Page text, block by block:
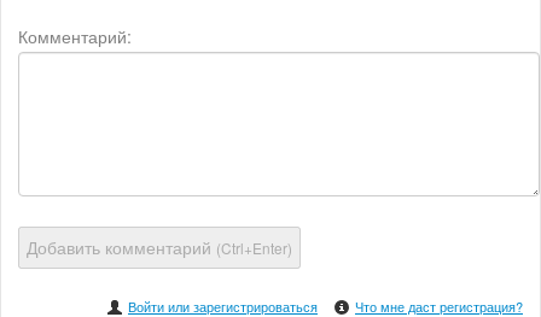
Комментарий:
Добавить комментарий (Ctrl+Enter)
Войти или зарегистрироваться Что мне даст регистрация?